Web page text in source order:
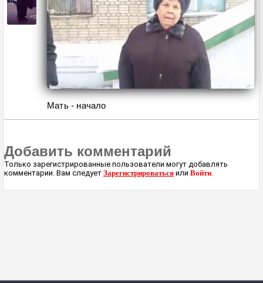
Мать - начало
Добавить комментарий
Только зарегистрированные пользователи могут добавлять
комментарии. Вам следует Зарегистрироваться или Войти